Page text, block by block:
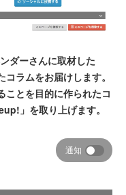
ダーさんに取材した
ラムをお届けします。
ことを目的に作られたコ
」を取り上げます。
通知